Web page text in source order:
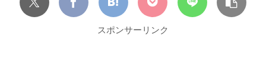
スポンサーリンク